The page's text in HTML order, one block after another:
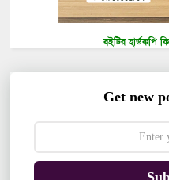
বইটির হার্ডকপি
Get new